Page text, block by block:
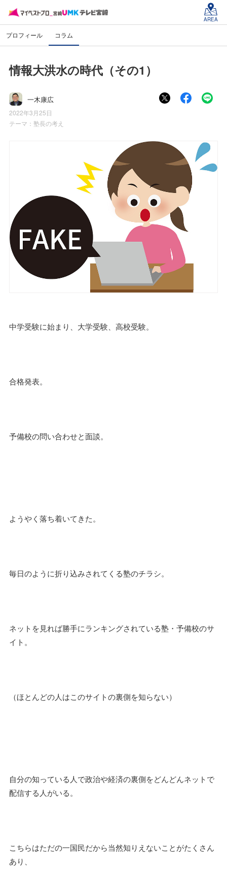
AREA
プロフィール コラム
情報大洪水の時代（その1）
一木康広
2022年3月25日
テーマ： 塾長の考え
中学受験に始まり、大学受験、高校受験。
合格発表。
予備校の問い合わせと面談。
ようやく落ち着いてきた。
毎日のように折り込みされてくる塾のチラシ。
ネットを見れば勝手にランキングされている塾・予備校のサ
イト。
（ほとんどの人はこのサイトの裏側を知らない）
自分の知っている人で政治や経済の裏側をどんどんネットで
配信する人がいる。
こちらはただの一国民だから当然知りえないことがたくさん
あり、